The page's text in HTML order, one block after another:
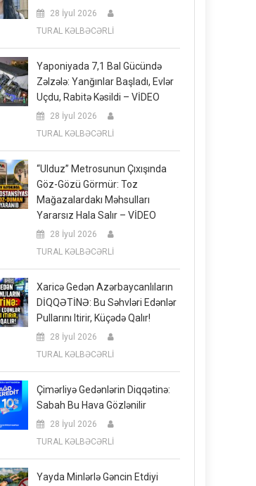
28 İyul 2026
TURAL KƏLBƏCƏRLİ
Yaponiyada 7,1 Bal Gücündə
Zəlzələ: Yanğınlar Başladı, Evlər
Uçdu, Rabitə Kəsildi – VİDEO
28 İyul 2026
TURAL KƏLBƏCƏRLİ
“Ulduz” Metrosunun Çıxışında
Göz-Gözü Görmür: Toz
Mağazalardakı Məhsulları
Yararsız Hala Salır – VİDEO
28 İyul 2026
TURAL KƏLBƏCƏRLİ
Xaricə Gedən Azərbaycanlıların
DİQQƏTİNƏ: Bu Səhvləri Edənlər
Pullarını Itirir, Küçədə Qalır!
28 İyul 2026
TURAL KƏLBƏCƏRLİ
Çimərliyə Gedənlərin Diqqətinə:
Sabah Bu Hava Gözlənilir
28 İyul 2026
TURAL KƏLBƏCƏRLİ
Yayda Minlərlə Gəncin Etdiyi